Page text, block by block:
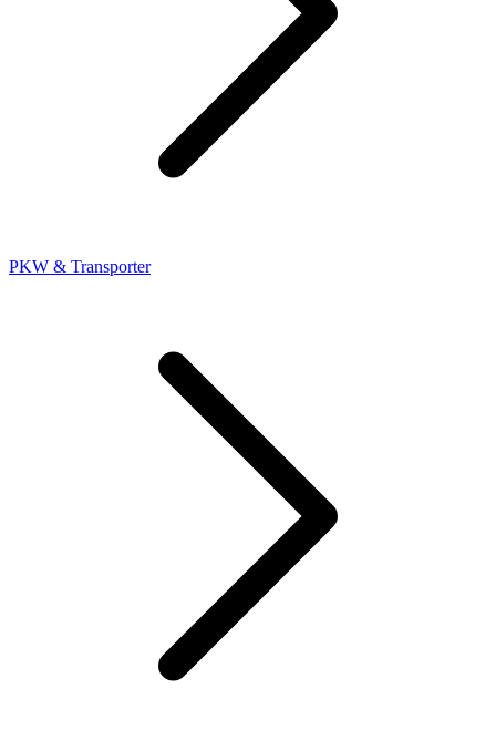
PKW & Transporter